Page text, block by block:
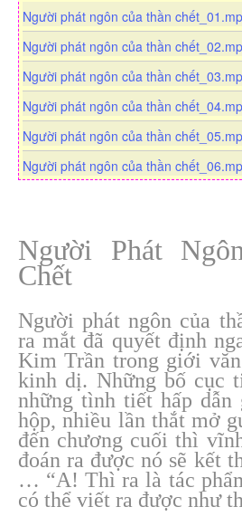
Người phát ngôn của thần
Người phát ngôn của thần
Người phát ngôn của thần
Người phát ngôn của thần
Người phát ngôn của thần
Người phát ngôn của thần
Người Phát
Chết
Người phát ngôn của
ra mắt đã quyết định
Kim Trần trong giới
kinh dị. Những bố cục
những tình tiết hấp dẫn
hộp, nhiều lần thắt mở
đến chương cuối thì
đoán ra được nó sẽ kết
… “A! Thì ra là tác
có thể viết ra được như